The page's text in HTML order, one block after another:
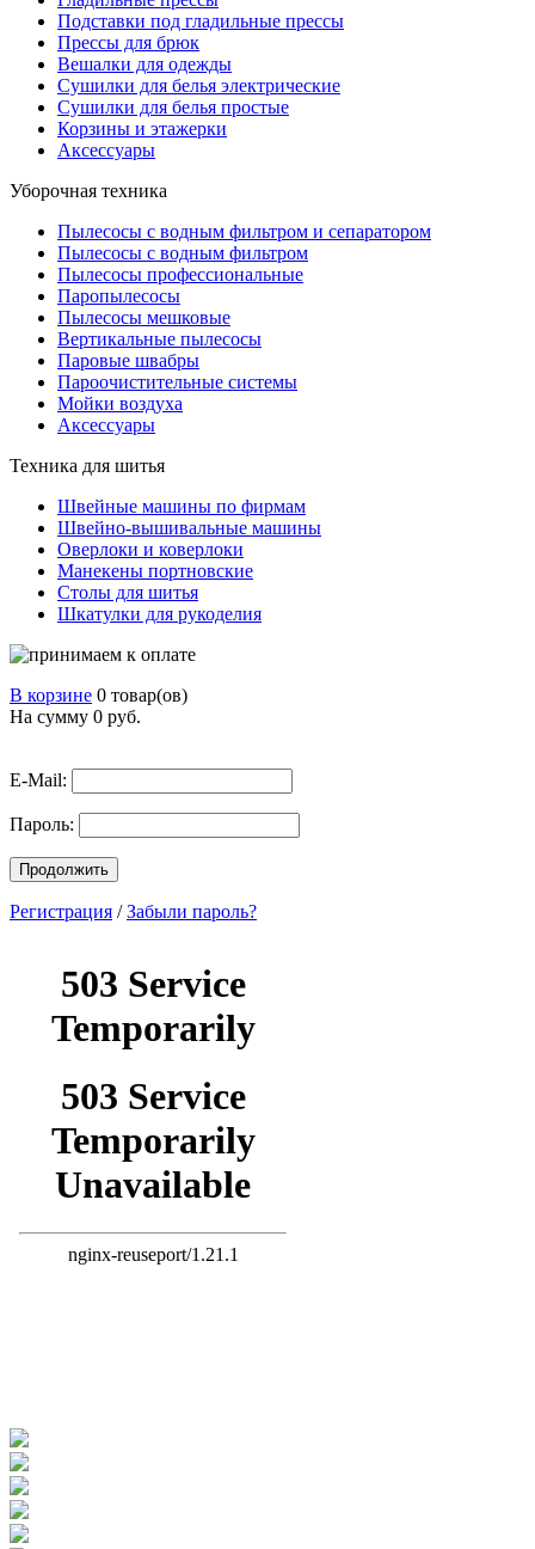
Подставки под гладильные прессы
Прессы для брюк
Вешалки для одежды
Сушилки для белья электрические
Сушилки для белья простые
Корзины и этажерки
Аксессуары
Уборочная техника
Пылесосы с водным фильтром и сепаратором
Пылесосы с водным фильтром
Пылесосы профессиональные
Паропылесосы
Пылесосы мешковые
Вертикальные пылесосы
Паровые швабры
Пароочистительные системы
Мойки воздуха
Аксессуары
Техника для шитья
Швейные машины по фирмам
Швейно-вышивальные машины
Оверлоки и коверлоки
Манекены портновские
Столы для шитья
Шкатулки для рукоделия
В корзине 0 товар(ов)
На сумму 0 руб.
E-Mail:
Пароль:
Продолжить
Регистрация /Забыли пароль?